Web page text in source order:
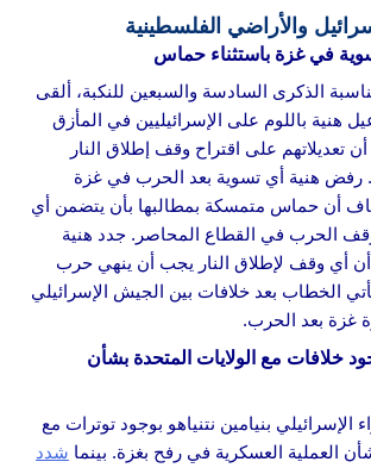
والأراضي الفلسطينية
في غزة باستثناء حماس
الذكرى السادسة والسبعين للنكبة، ألقى
هنية باللوم على الإسرائيليين في المأزق
تعديلاتهم على اقتراح وقف إطلاق النار
رفض هنية أي تسوية بعد الحرب في غزة
أن حماس متمسكة بمطالبها بأن يتضمن أي
الحرب في القطاع المحاصر. جدد هنية
أي وقف لإطلاق النار يجب أن ينهي حرب
الخطاب بعد خلافات بين الجيش الإسرائيلي
غزة بعد الحرب.
خلافات مع الولايات المتحدة بشأن
بنيامين نتنياهو بوجود توترات مع
العملية العسكرية في رفح بغزة. بينما شدد